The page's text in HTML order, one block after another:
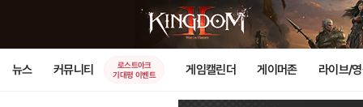
뉴스 커뮤니티
로스트아크
기대평 이벤트
게임캘린더 게이머존 라이브/